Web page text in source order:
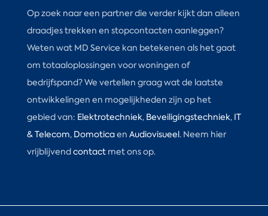
Op zoek naar een partner die verder kijkt dan alleen
draadjes trekken en stopcontacten aanleggen?
Weten wat MD Service kan betekenen als het gaat
om totaaloplossingen voor woningen of
bedrijfspand? We vertellen graag wat de laatste
ontwikkelingen en mogelijkheden zijn op het
gebied van: Elektrotechniek, Beveiligingstechniek, IT
& Telecom, Domoticaen Audiovisueel. Neem hier
vrijblijvend contact met ons op.